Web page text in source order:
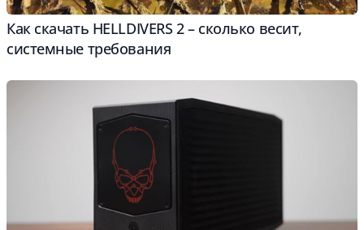
Как скачать HELLDIVERS 2 – сколько весит,
cистемные требования